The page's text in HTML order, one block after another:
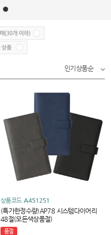
인기상품순
상품코드 A451251
(특가한정수량)AP78 시스템다이어리
48절(모든색상품절)
품절